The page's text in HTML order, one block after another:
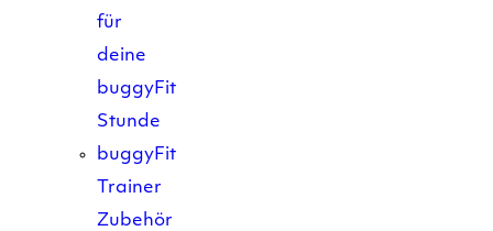
für
deine
buggyFit
Stunde
buggyFit
Trainer
Zubehör